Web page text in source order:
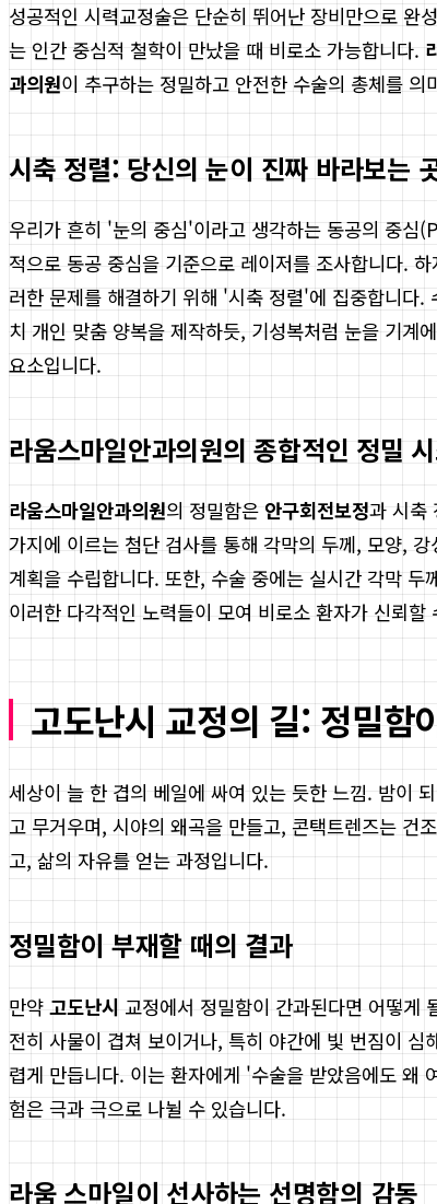
성공적인 시력교정술은 단순히 뛰어난 장비만으로
는 인간 중심적 철학이 만났을 때 비로소 가능합니다.
과의원이 추구하는 정밀하고 안전한 수술의 총체를 의
시축 정렬: 당신의 눈이 진짜 바라보는
우리가 흔히 '눈의 중심'이라고 생각하는 동공의 중
적으로 동공 중심을 기준으로 레이저를 조사합니다.
러한 문제를 해결하기 위해 '시축 정렬'에 집중합니다
치 개인 맞춤 양복을 제작하듯, 기성복처럼 눈을 기계
요소입니다.
라움스마일안과의원의 종합적인 정밀
라움스마일안과의원의 정밀함은 안구회전보정과 시축
가지에 이르는 첨단 검사를 통해 각막의 두께, 모양,
계획을 수립합니다. 또한, 수술 중에는 실시간 각막
이러한 다각적인 노력들이 모여 비로소 환자가 신뢰할
고도난시 교정의 길: 정밀함
세상이 늘 한 겹의 베일에 싸여 있는 듯한 느낌. 밤이
고 무거우며, 시야의 왜곡을 만들고, 콘택트렌즈는 건
고, 삶의 자유를 얻는 과정입니다.
정밀함이 부재할 때의 결과
만약 고도난시 교정에서 정밀함이 간과된다면 어떻게
전히 사물이 겹쳐 보이거나, 특히 야간에 빛 번짐이
렵게 만듭니다. 이는 환자에게 '수술을 받았음에도 왜
험은 극과 극으로 나뉠 수 있습니다.
라움 스마일이 선사하는 선명함의 감동